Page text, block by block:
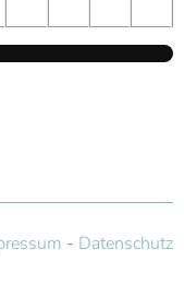
- Datenschutz